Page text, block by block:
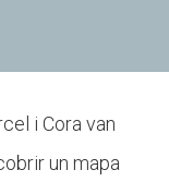
i Cora van
un mapa